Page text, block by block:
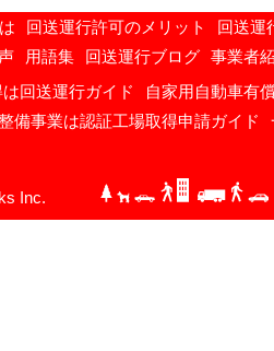
回送運行許可のメリット
回送運
用語集 回送運行ブログ 事業者
回送運行ガイド
自家用自動車有
備事業は認証工場取得申請ガイド
Inc.